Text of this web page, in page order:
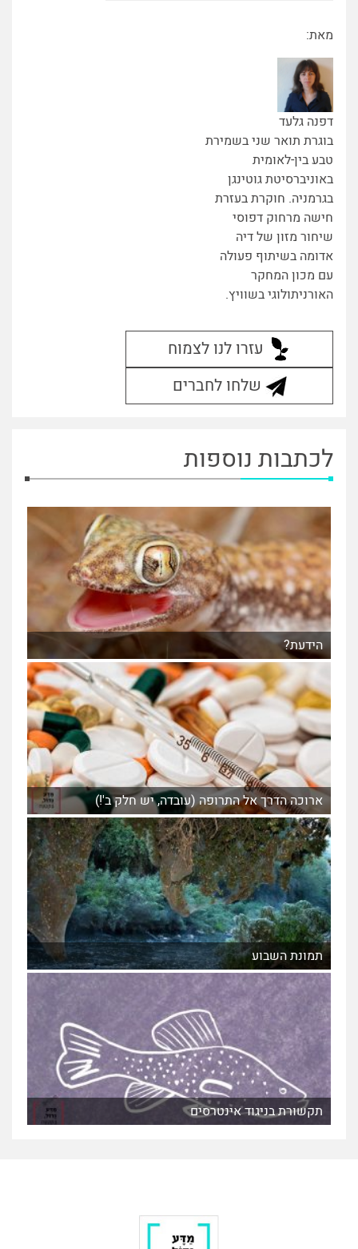
מאת:
דפנה גלעד
בוגרת תואר שני בשמירת
טבע בין-לאומית
באוניברסיטת גוטינגן
בגרמניה. חוקרת בעזרת
חישה מרחוק דפוסי
שיחור מזון של דיה
אדומה בשיתוף פעולה
עם מכון המחקר
האורניתולוגי בשוויץ.
עזרו לנו לצמוח
שלחו לחברים
לכתבות נוספות
הידעת?
ארוכה הדרך אל התרופה (עובדה, יש חלק ב'!)
תמונת השבוע
תקשורת בניגוד אינטרסים